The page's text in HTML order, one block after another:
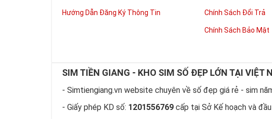
mệnh tốt, dễ dàng đạt được
Phát triển trong sự nghiệp
hàng ngày của con người
làm việc đỡ vất vả hơn.
Thể hiện “Đẳng cấp”
hữu dòng sim này chủ nhân
Hướng Dẫn Đăng Ký Thông Tin Chính Sách Đổi Trả
Chính Sách Bảo Mật
SIM TIỀN GIANG - KHO SIM SỐ ĐẸP LỚN TẠI VIỆT
- Simtiengiang.vn website chuyên về số đẹp giá rẻ - sim
- Giấy phép KD số: 1201556769 cấp tại Sở Kế hoạch và